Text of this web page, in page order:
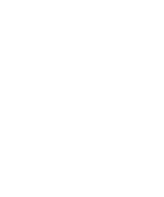
röster: